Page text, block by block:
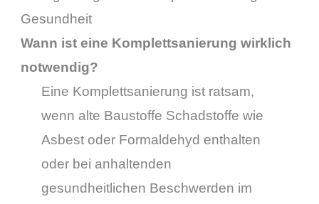
Gesundheit
Wann ist eine Komplettsanierung wirklich
notwendig?
Eine Komplettsanierung ist ratsam,
wenn alte Baustoffe Schadstoffe wie
Asbest oder Formaldehyd enthalten
oder bei anhaltenden
gesundheitlichen Beschwerden im